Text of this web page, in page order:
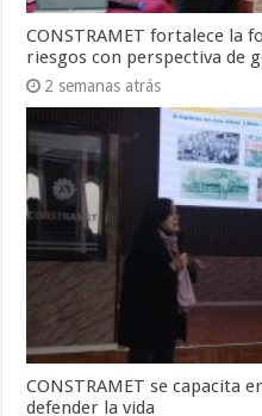
CONSTRAMET fortalece la
riesgos con perspectiva de
2 semanas atrás
CONSTRAMET se capacita
defender la vida